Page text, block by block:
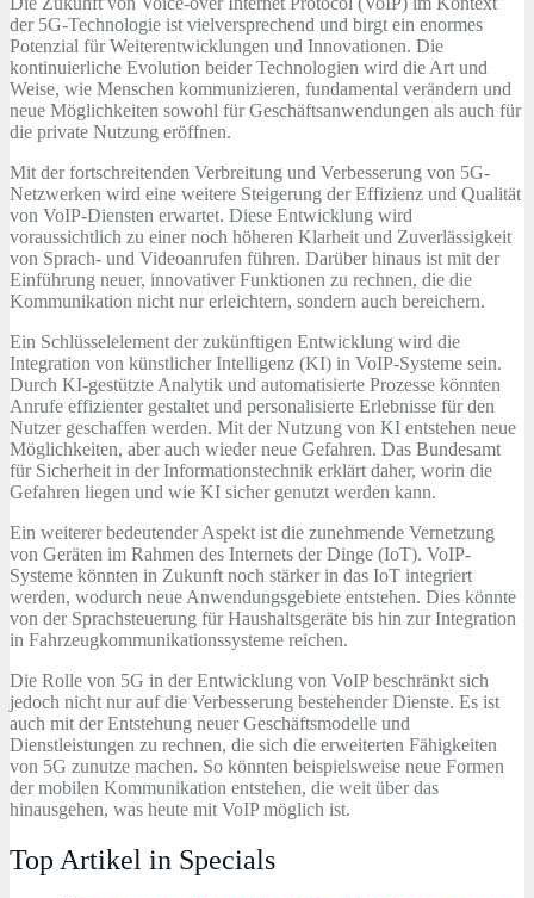
der 5G-Technologie ist vielversprechend und birgt ein enormes
Potenzial für Weiterentwicklungen und Innovationen. Die
kontinuierliche Evolution beider Technologien wird die Art und
Weise, wie Menschen kommunizieren, fundamental verändern und
neue Möglichkeiten sowohl für Geschäftsanwendungen als auch für
die private Nutzung eröffnen.
Mit der fortschreitenden Verbreitung und Verbesserung von 5G-
Netzwerken wird eine weitere Steigerung der Effizienz und Qualität
von VoIP-Diensten erwartet. Diese Entwicklung wird
voraussichtlich zu einer noch höheren Klarheit und Zuverlässigkeit
von Sprach- und Videoanrufen führen. Darüber hinaus ist mit der
Einführung neuer, innovativer Funktionen zu rechnen, die die
Kommunikation nicht nur erleichtern, sondern auch bereichern.
Ein Schlüsselelement der zukünftigen Entwicklung wird die
Integration von künstlicher Intelligenz (KI) in VoIP-Systeme sein.
Durch KI-gestützte Analytik und automatisierte Prozesse könnten
Anrufe effizienter gestaltet und personalisierte Erlebnisse für den
Nutzer geschaffen werden. Mit der Nutzung von KI entstehen neue
Möglichkeiten, aber auch wieder neue Gefahren. Das Bundesamt
für Sicherheit in der Informationstechnik erklärt daher, worin die
Gefahren liegen und wie KI sicher genutzt werden kann.
Ein weiterer bedeutender Aspekt ist die zunehmende Vernetzung
von Geräten im Rahmen des Internets der Dinge (IoT). VoIP-
Systeme könnten in Zukunft noch stärker in das IoT integriert
werden, wodurch neue Anwendungsgebiete entstehen. Dies könnte
von der Sprachsteuerung für Haushaltsgeräte bis hin zur Integration
in Fahrzeugkommunikationssysteme reichen.
Die Rolle von 5G in der Entwicklung von VoIP beschränkt sich
jedoch nicht nur auf die Verbesserung bestehender Dienste. Es ist
auch mit der Entstehung neuer Geschäftsmodelle und
Dienstleistungen zu rechnen, die sich die erweiterten Fähigkeiten
von 5G zunutze machen. So könnten beispielsweise neue Formen
der mobilen Kommunikation entstehen, die weit über das
hinausgehen, was heute mit VoIP möglich ist.
Top Artikel in Specials